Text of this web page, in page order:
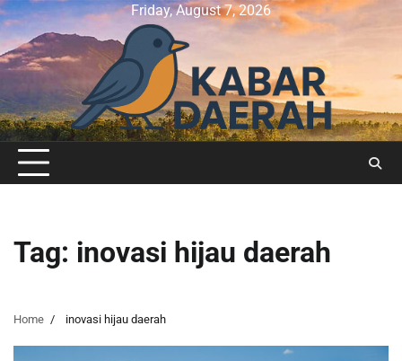
Skip
to
content
Friday, August 7, 2026
Tag: inovasi hijau daerah
Home inovasi hijau daerah